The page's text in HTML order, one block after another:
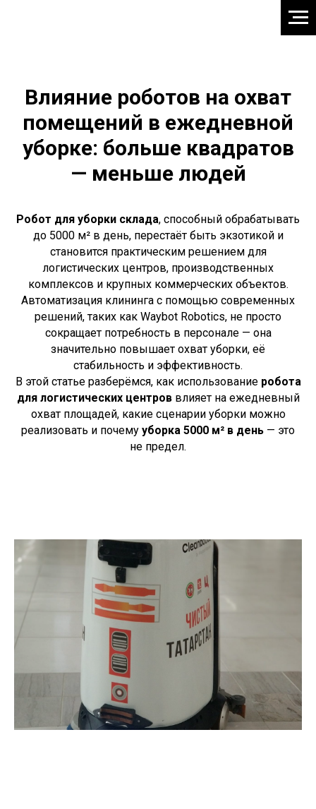
Влияние роботов на охват
помещений в ежедневной
уборке: больше квадратов
— меньше людей
Робот для уборки склада, способный обрабатывать
до 5000 м² в день, перестаёт быть экзотикой и
становится практическим решением для
логистических центров, производственных
комплексов и крупных коммерческих объектов.
Автоматизация клининга с помощью современных
решений, таких как Waybot Robotics, не просто
сокращает потребность в персонале — она
значительно повышает охват уборки, её
стабильность и эффективность.
В этой статье разберёмся, как использование робота
для логистических центроввлияет на ежедневный
охват площадей, какие сценарии уборки можно
реализовать и почему уборка 5000 м² в день — это
не предел.